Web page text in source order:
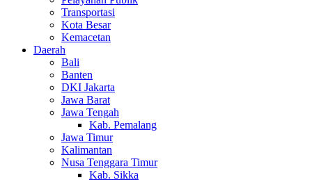
Transportasi
Kota Besar
Kemacetan
Daerah
Bali
Banten
DKI Jakarta
Jawa Barat
Jawa Tengah
Kab. Pemalang
Jawa Timur
Kalimantan
Nusa Tenggara Timur
Kab. Sikka